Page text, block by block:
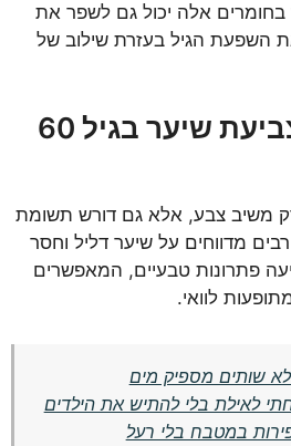
אלה יכול גם לשפר את
השפעת הגיל בעזרת שילוב של
שיטה חדשה לצביעת שיער בגיל 60
לא רק משיב צבע, אלא גם דורש תשומת
מדווחים על שיער דליל וחסר
פתרונות טבעיים, המאפשרים
לוואי.
שותים מספיק מים
לאילת בלי להתיש את הילדים
במטבח בלי רעל